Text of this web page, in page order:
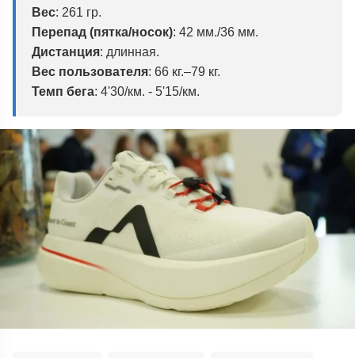
Вес: 261 гр.
Перепад(пятка/носок): 42 мм./36 мм.
Дистанция: длинная.
Вес пользователя: 66 кг.–79 кг.
Темп бега: 4'30/км. - 5'15/км.